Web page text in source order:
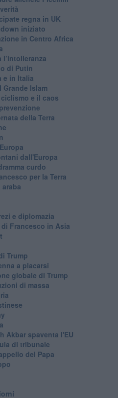
regna in UK
iniziato
in Centro Africa
di Putin
e in Italia
Islam
e il caos
della Terra
dall'Europa
curdo
per la Terra
e diplomazia
Francesco in Asia
Trump
a placarsi
globale di Trump
di massa
Akbar spaventa l'EU
di tribunale
del Papa